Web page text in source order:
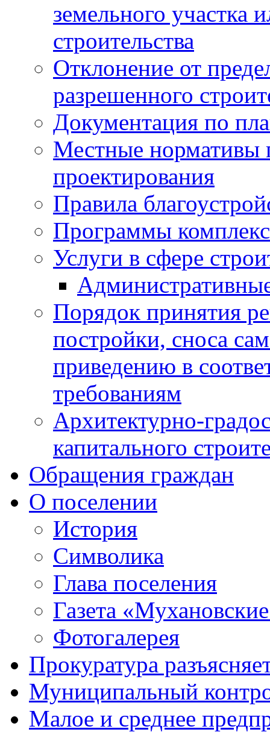
земельного участка
строительства
Отклонение от
разрешенного
Документация по
Местные нормативы
проектирования
Правила
Программы
Услуги в сфере
Порядок принятия
постройки, сноса
приведению в
требованиям
Архитектурно-
капитального
Обращения граждан
О поселении
История
Символика
Глава поселения
Газета
Фотогалерея
Прокуратура
Муниципальный
Малое и среднее